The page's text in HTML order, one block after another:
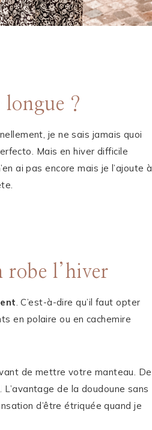
longue ?
je ne sais jamais quoi
Mais en hiver difficile
ai pas encore mais je l’ajoute à
robe l’hiver
. C’est-à-dire qu’il faut opter
en polaire ou en cachemire
de mettre votre manteau. De
de la doudoune sans
d’être étriquée quand je